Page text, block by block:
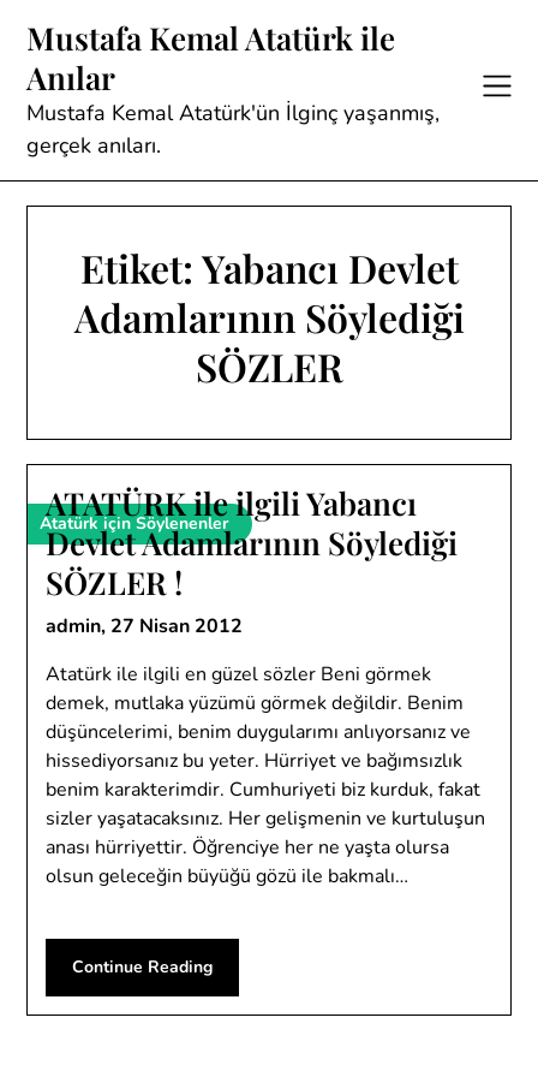
content
Mustafa Kemal Atatürk ile
Anılar
Mustafa Kemal Atatürk'ün İlginç yaşanmış,
gerçek anıları.
Etiket:Yabancı Devlet
Adamlarının Söylediği
SÖZLER
Atatürk için Söylenenler
ATATÜRK ile ilgili Yabancı
Devlet Adamlarının Söylediği
SÖZLER !
admin, 27 Nisan 2012
Atatürk ile ilgili en güzel sözler Beni görmek
demek, mutlaka yüzümü görmek değildir. Benim
düşüncelerimi, benim duygularımı anlıyorsanız ve
hissediyorsanız bu yeter. Hürriyet ve bağımsızlık
benim karakterimdir. Cumhuriyeti biz kurduk, fakat
sizler yaşatacaksınız. Her gelişmenin ve kurtuluşun
anası hürriyettir. Öğrenciye her ne yaşta olursa
olsun geleceğin büyüğü gözü ile bakmalı…
Continue Reading